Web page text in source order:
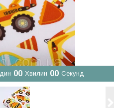
00 Хвилин 00 Секунд